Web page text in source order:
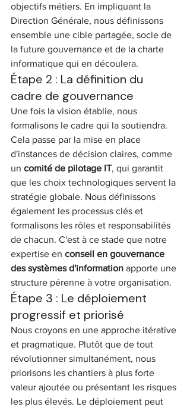
objectifs métiers. En impliquant la
Direction Générale, nous définissons
ensemble une cible partagée, socle de
la future gouvernance et de la charte
informatique qui en découlera.
Étape 2 : La définition du
cadre de gouvernance
Une fois la vision établie, nous
formalisons le cadre qui la soutiendra.
Cela passe par la mise en place
d'instances de décision claires, comme
un comité de pilotage IT, qui garantit
que les choix technologiques servent la
stratégie globale. Nous définissons
également les processus clés et
formalisons les rôles et responsabilités
de chacun. C'est à ce stade que notre
expertise en conseil en gouvernance
des systèmes d'information apporte une
structure pérenne à votre organisation.
Étape 3 : Le déploiement
progressif et priorisé
Nous croyons en une approche itérative
et pragmatique. Plutôt que de tout
révolutionner simultanément, nous
priorisons les chantiers à plus forte
valeur ajoutée ou présentant les risques
les plus élevés. Le déploiement peut